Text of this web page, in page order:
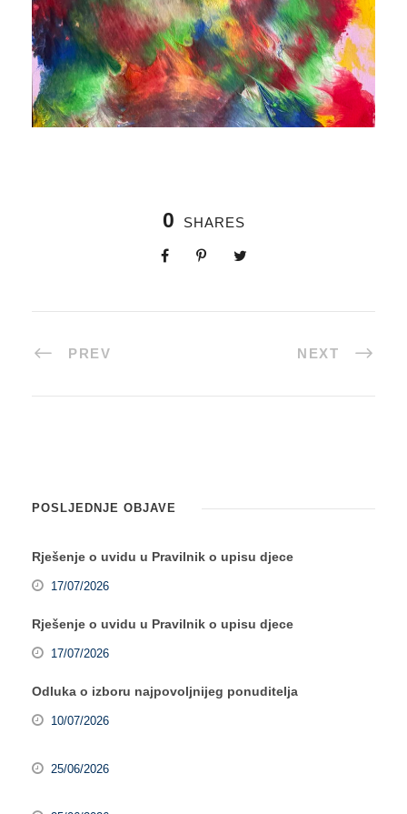
0 SHARES
PREV NEXT
POSLJEDNJE OBJAVE
Rješenje o uvidu u Pravilnik o upisu djece
17/07/2026
Rješenje o uvidu u Pravilnik o upisu djece
17/07/2026
Odluka o izboru najpovoljnijeg ponuditelja
10/07/2026
25/06/2026